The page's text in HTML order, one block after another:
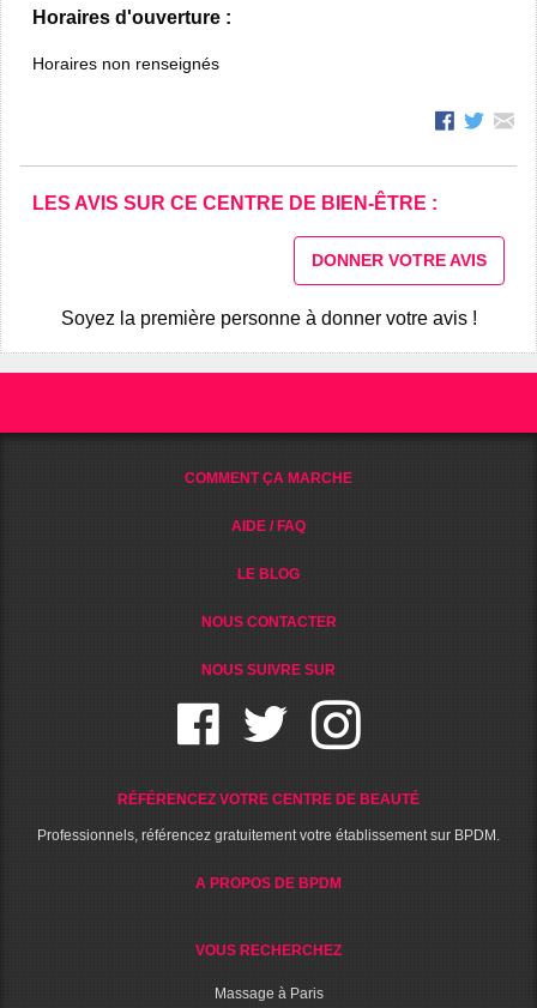
Horaires d'ouverture :
Horaires non renseignés
LES AVIS SUR CE CENTRE DE BIEN-ÊTRE :
DONNER VOTRE AVIS
Soyez la première personne à donner votre avis !
COMMENT ÇA MARCHE
AIDE / FAQ
LE BLOG
NOUS CONTACTER
NOUS SUIVRE SUR
RÉFÉRENCEZ VOTRE CENTRE DE BEAUTÉ
Professionnels, référencez gratuitement votre établissement sur BPDM.
A PROPOS DE BPDM
VOUS RECHERCHEZ
Massage à Paris